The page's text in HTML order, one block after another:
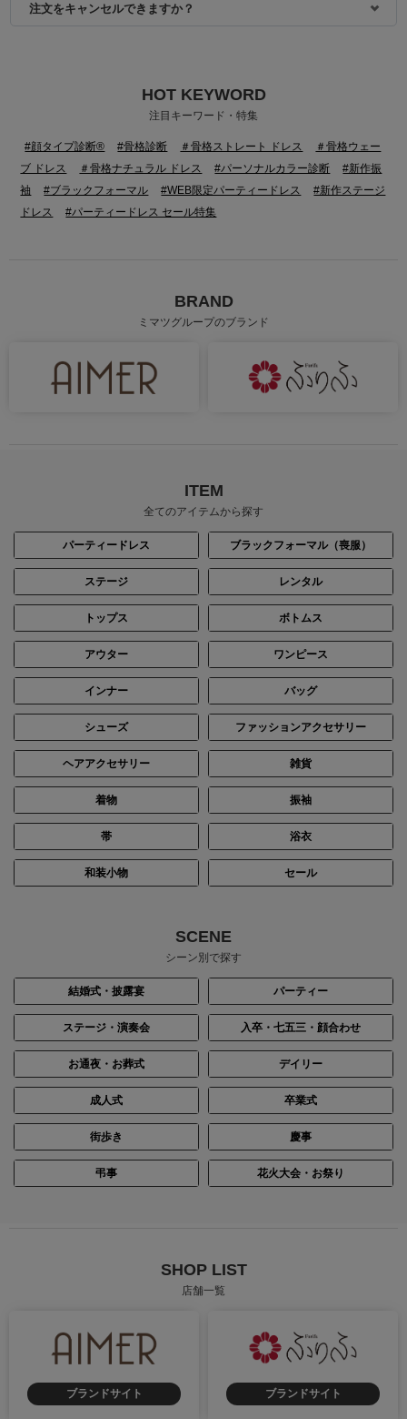
注文をキャンセルできますか？
HOT KEYWORD
注目キーワード・特集
#顔タイプ診断® #骨格診断 ＃骨格ストレート ドレス
＃骨格ウェー
ブ ドレス
＃骨格ナチュラル ドレス #パーソナルカラー診断
#新作振
袖
#ブラックフォーマル #WEB限定パーティードレス
#新作ステージ
ドレス
#パーティードレス セール特集
BRAND
ミマツグループのブランド
ITEM
全てのアイテムから探す
パーティードレス ブラックフォーマル（喪服）
ステージ レンタル
トップス ボトムス
アウター ワンピース
インナー バッグ
シューズ ファッションアクセサリー
ヘアアクセサリー 雑貨
着物 振袖
帯 浴衣
和装小物 セール
SCENE
シーン別で探す
結婚式・披露宴 パーティー
ステージ・演奏会 入卒・七五三・顔合わせ
お通夜・お葬式 デイリー
成人式 卒業式
街歩き 慶事
弔事 花火大会・お祭り
SHOP LIST
店舗一覧
ブランドサイト ブランドサイト